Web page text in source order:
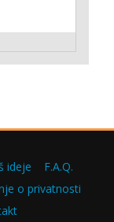
ideje
F.A.Q.
o privatnosti